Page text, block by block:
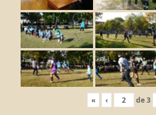
« ‹ de3